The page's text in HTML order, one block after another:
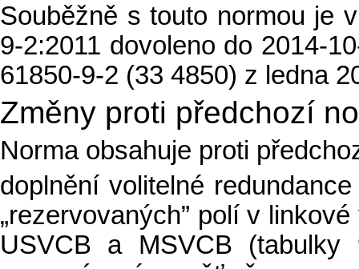
Souběžně s touto normou je
9-2:2011 dovoleno do 2014-
61850-9-2 (33 4850) z ledna
Změny proti předchozí
Norma obsahuje proti
doplnění volitelné
„rezervovaných” polí v
USVCB a MSVCB